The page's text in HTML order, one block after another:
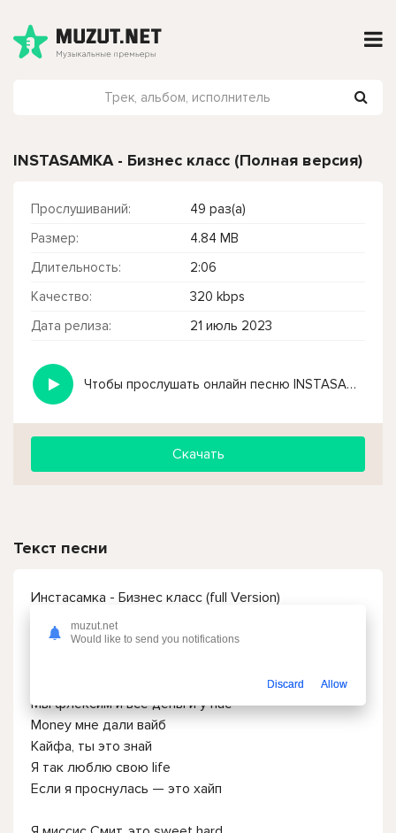
INSTASAMKA - Бизнес класс (Полная версия)
Прослушиваний:
49 раз(а)
Размер:
4.84 MB
Длительность:
2:06
Качество:
320 kbps
Дата релиза:
21 июль 2023
Чтобы прослушать онлайн песню INSTASAMKA - Бизнес класс (Полная версия) нажмите на кнопку плей с светом зелений
Скачать
Текст песни
Инстасамка - Бизнес класс (full Version)
Visa и бизнес класс
Мы флексим и все деньги у нас
Money мне дали вайб
Кайфа, ты это знай
Я так люблю свою life
Если я проснулась — это хайп
muzut.net
Would like to send you notifications
Discard Allow